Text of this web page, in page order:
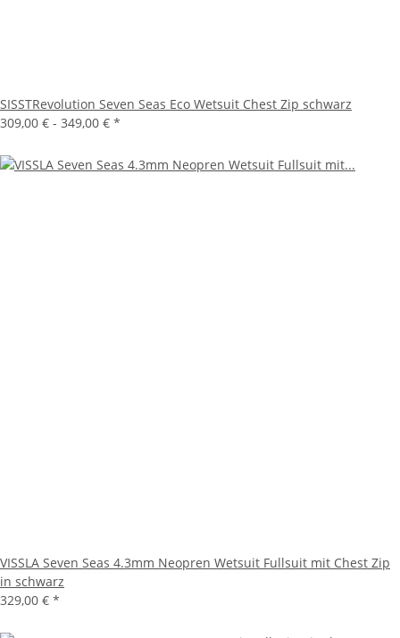
SISSTRevolution Seven Seas Eco Wetsuit Chest Zip schwarz
309,00 € - 349,00 € *
VISSLA Seven Seas 4.3mm Neopren Wetsuit Fullsuit mit Chest Zip
in schwarz
329,00 € *